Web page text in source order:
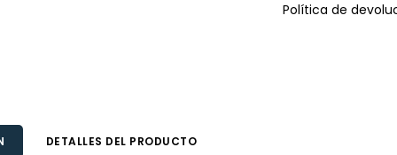
Política de
DETALLES DEL PRODUCTO